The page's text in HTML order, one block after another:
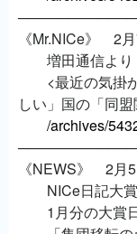
《Mr.NICe》 2
増田通信より
<最近の気掛か
しい」国の「同盟
/archives/
《NEWS》 2
NICe日記大賞
1月分の大賞